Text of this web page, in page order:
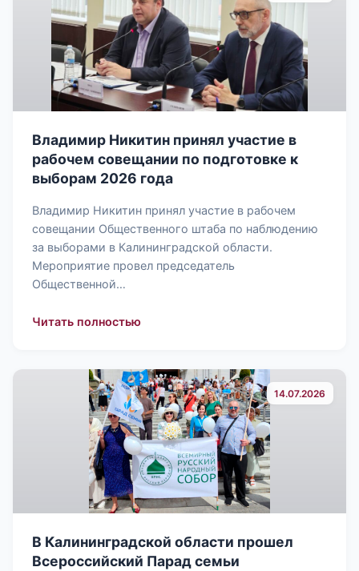
Владимир Никитин принял участие в
рабочем совещании по подготовке к
выборам 2026 года
Владимир Никитин принял участие в рабочем
совещании Общественного штаба по наблюдению
за выборами в Калининградской области.
Мероприятие провел председатель
Общественной…
Читать полностью: Владимир Никитин принял
14.07.2026
В Калининградской области прошел
Всероссийский Парад семьи